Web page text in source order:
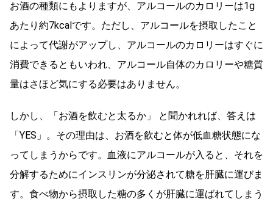
お酒の種類にもよりますが、アルコールのカロリーは1g
あたり約7kcalです。ただし、アルコールを摂取したこと
によって代謝がアップし、アルコールのカロリーはすぐに
消費できるともいわれ、アルコール自体のカロリーや糖質
量はさほど気にする必要はありません。
しかし、「お酒を飲むと太るか」 と聞かれれば、答えは
「YES」。その理由は、お酒を飲むと体が低血糖状態にな
ってしまうからです。血液にアルコールが入ると、それを
分解するためにインスリンが分泌されて糖を肝臓に運びま
す。食べ物から摂取した糖の多くが肝臓に運ばれてしまう